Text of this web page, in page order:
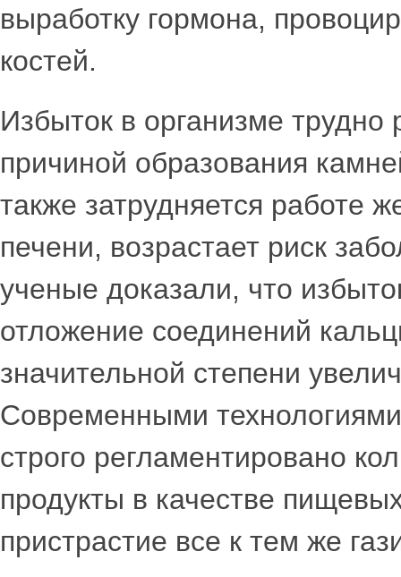
выработку гормона,
костей.
Избыток в организме
причиной образования
также затрудняется работе
печени, возрастает риск
ученые доказали, что
отложение соединений
значительной степени
Современными
строго регламентировано
продукты в качестве
пристрастие все к тем же